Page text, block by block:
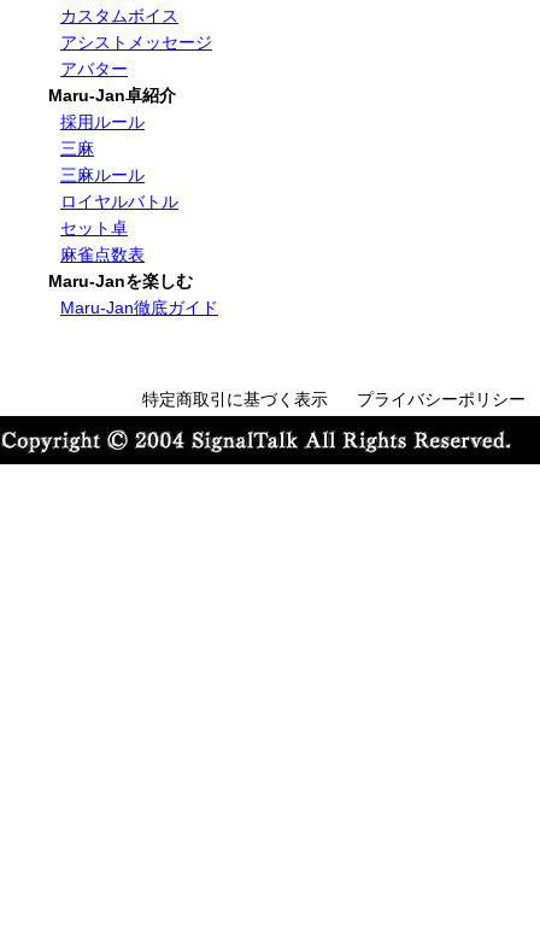
カスタムボイス
アシストメッセージ
アバター
Maru-Jan卓紹介
採用ルール
三麻
三麻ルール
ロイヤルバトル
セット卓
麻雀点数表
Maru-Janを楽しむ
Maru-Jan徹底ガイド
特定商取引に基づく表示 プライバシーポリシー